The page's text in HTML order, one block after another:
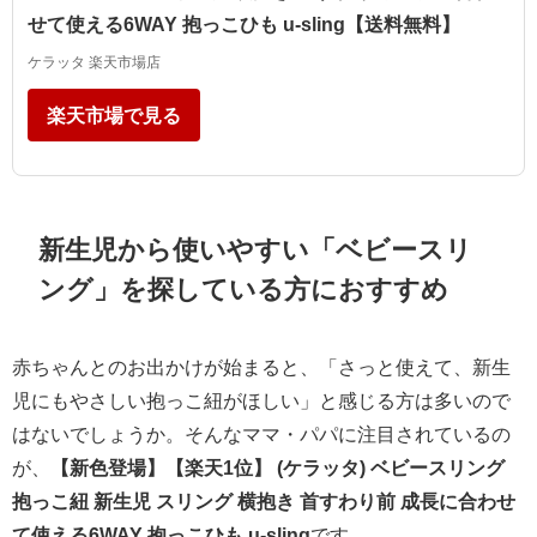
せて使える6WAY 抱っこひも u-sling【送料無料】
ケラッタ 楽天市場店
楽天市場で見る
新生児から使いやすい「ベビースリ
ング」を探している方におすすめ
赤ちゃんとのお出かけが始まると、「さっと使えて、新生
児にもやさしい抱っこ紐がほしい」と感じる方は多いので
はないでしょうか。そんなママ・パパに注目されているの
が、
【新色登場】【楽天1位】 (ケラッタ) ベビースリング
抱っこ紐 新生児 スリング 横抱き 首すわり前 成長に合わせ